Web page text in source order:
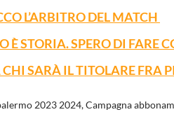
L’ARBITRO DEL MATCH
È STORIA. SPERO DI FARE
SARÀ IL TITOLARE FRA
2023 2024,Campagna